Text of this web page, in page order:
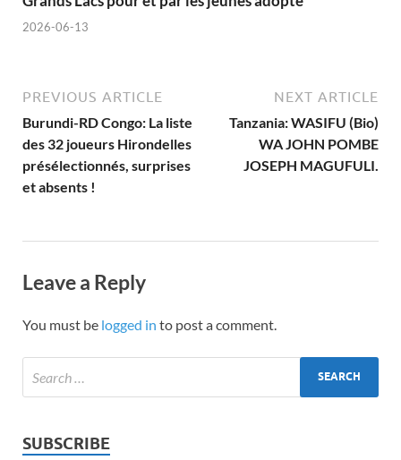
2026-06-13
PREVIOUS ARTICLE
Burundi-RD Congo: La liste
des 32 joueurs Hirondelles
présélectionnés, surprises
et absents !
NEXT ARTICLE
Tanzania: WASIFU (Bio)
WA JOHN POMBE
JOSEPH MAGUFULI.
Leave a Reply
You must be logged in to post a comment.
SUBSCRIBE